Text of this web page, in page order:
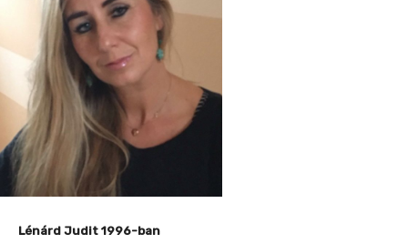
Lénárd Judit 1996-ban